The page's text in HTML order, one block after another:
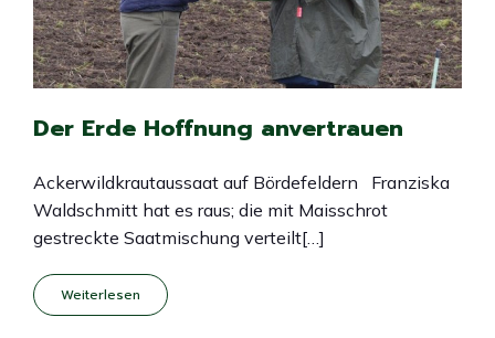
Der Erde Hoffnung anvertrauen
Ackerwildkrautaussaat auf Bördefeldern Franziska
Waldschmitt hat es raus; die mit Maisschrot
gestreckte Saatmischung verteilt[…]
Weiterlesen